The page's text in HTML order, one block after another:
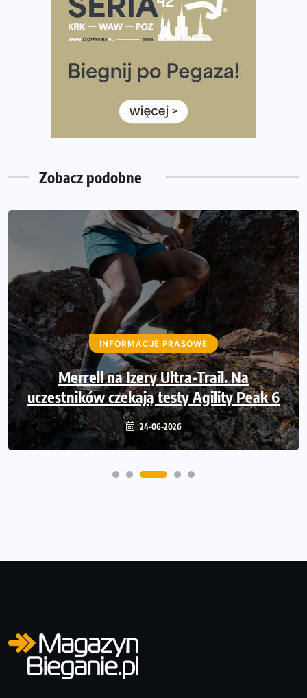
Tętno vs tempo – czym kierować się w bieganiu?
Co ma dużo białka? Produkty, które warto włączyć do
Rozbiegany Olsztyn szykuje się na weekend z
Już w tę sobotę 35. Bieg Powstania Warszawskiego.
Wystartuje rekordowa liczba uczestników
Zobacz podobne
INFORMACJE PRASOWE
Merrell na Izery Ultra-Trail. Na
uczestników czekają testy Agility Peak 6
24-06-2026
INFORMACJE PRASOWE
43 000 powodów, by powiedzieć
dziękuję. Dołącz Poland Business Run i
pobiegnij po wsparcie dla osób z
niepełnosprawnością ruchową
14-06-2026